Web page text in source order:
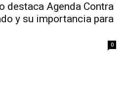
destaca Agenda Contra
y su importancia para
0